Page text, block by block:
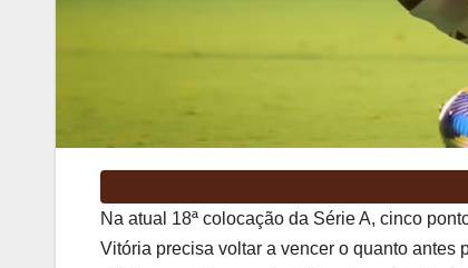
Na atual 18ª colocação da Série A, cinco
Vitória precisa voltar a vencer o quanto antes